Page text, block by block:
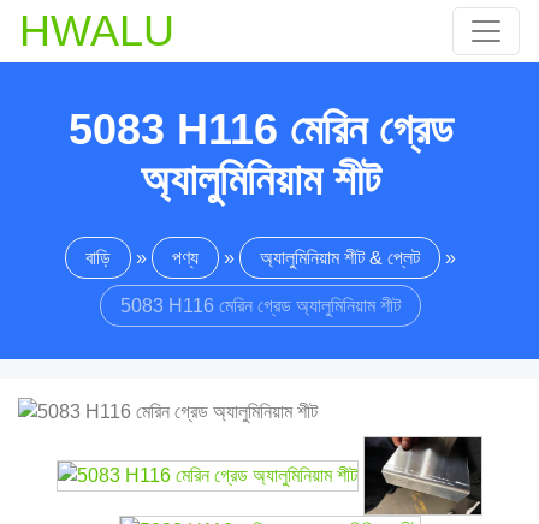
HWALU
5083 H116 মেরিন গ্রেড
অ্যালুমিনিয়াম শীট
বাড়ি » পণ্য » অ্যালুমিনিয়াম শীট & প্লেট »
5083 H116 মেরিন গ্রেড অ্যালুমিনিয়াম শীট